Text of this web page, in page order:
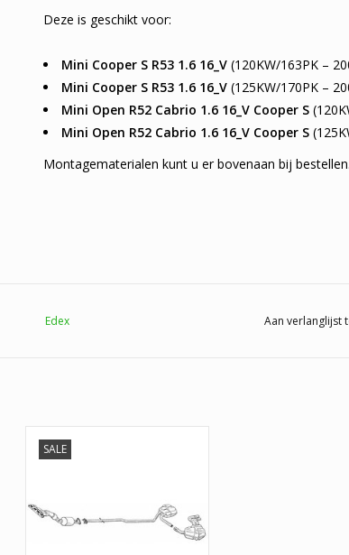
Deze is geschikt voor:
Mini Cooper S R53 1.6 16_V(120KW/163PK –
Mini Cooper S R53 1.6 16_V(125KW/170PK –
Mini Open R52 Cabrio 1.6 16_V Cooper S
Mini Open R52 Cabrio 1.6 16_V Cooper S
Montagematerialen kunt u er bovenaan bij bestellen.
Edex Aan verlanglijst
SALE
Nieuw uitlaatsysteem Mini
onderdelen. Profiteer nu van de
beste prijzen en altijd 1 jaar
garantie op al onze onderdelen.